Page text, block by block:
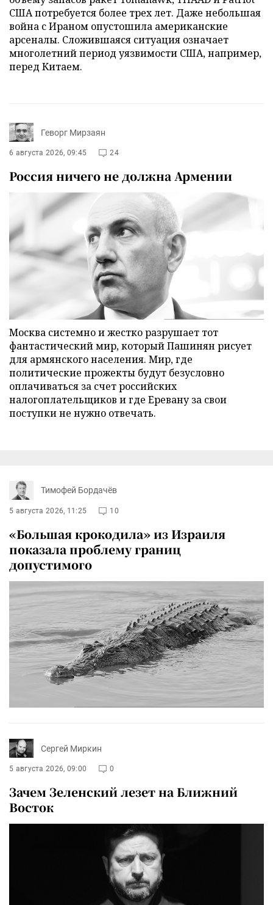
США потребуется более трех лет. Даже небольшая
война с Ираном опустошила американские
арсеналы. Сложившаяся ситуация означает
многолетний период уязвимости США, например,
перед Китаем.
Геворг Мирзаян
6 августа 2026, 09:45 24
Россия ничего не должна Армении
Москва системно и жестко разрушает тот
фантастический мир, который Пашинян рисует
для армянского населения. Мир, где
политические прожекты будут безусловно
оплачиваться за счет российских
налогоплательщиков и где Еревану за свои
поступки не нужно отвечать.
Тимофей Бордачёв
5 августа 2026, 11:25 10
«Большая крокодила» из Израиля
показала проблему границ
допустимого
Сергей Миркин
5 августа 2026, 09:00 0
Зачем Зеленский лезет на Ближний
Восток